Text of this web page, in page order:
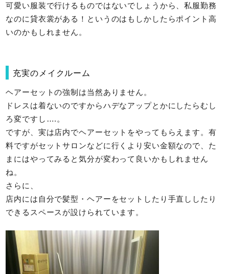
可愛い服装で行けるものではないでしょうから、私服勤務
なのに貸衣裳がある！というのはもしかしたらポイント高
いのかもしれません。
充実のメイクルーム
ヘアーセットの強制は当然ありません。
ドレスは着ないのですからハデなアップとかにしたらむし
ろ変ですし….。
ですが、実は店内でヘアーセットをやってもらえます。有
料ですがセットサロンなどに行くより安い金額なので、た
まにはやってみると気分が変わって良いかもしれません
ね。
さらに、
店内には自分で髪型・ヘアーをセットしたり手直ししたり
できるスペースが設けられています。